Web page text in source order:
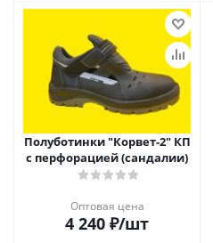
Полуботинки "Корвет-2" КП
с перфорацией (сандалии)
Оптовая цена
4 240 ₽/шт